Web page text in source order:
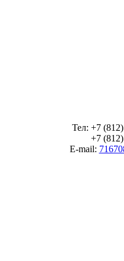
Тел: +7
+7 (812)
E-mail: